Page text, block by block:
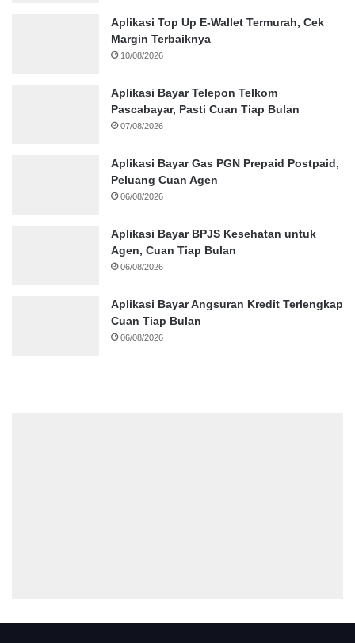
Aplikasi Top Up E-Wallet Termurah, Cek
Margin Terbaiknya
10/08/2026
Aplikasi Bayar Telepon Telkom
Pascabayar, Pasti Cuan Tiap Bulan
07/08/2026
Aplikasi Bayar Gas PGN Prepaid Postpaid,
Peluang Cuan Agen
06/08/2026
Aplikasi Bayar BPJS Kesehatan untuk
Agen, Cuan Tiap Bulan
06/08/2026
Aplikasi Bayar Angsuran Kredit Terlengkap
Cuan Tiap Bulan
06/08/2026